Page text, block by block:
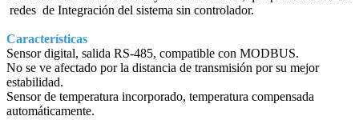
redes de Integración del sistema sin controlador.
Características
Sensor digital, salida RS-485, compatible con MODBUS.
No se ve afectado por la distancia de transmisión por su mejor
estabilidad.
Sensor de temperatura incorporado, temperatura compensada
automáticamente.